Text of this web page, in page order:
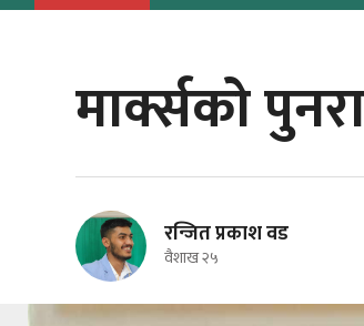
मार्क्सको
रन्जित प्रकाश वड
वैशाख २५